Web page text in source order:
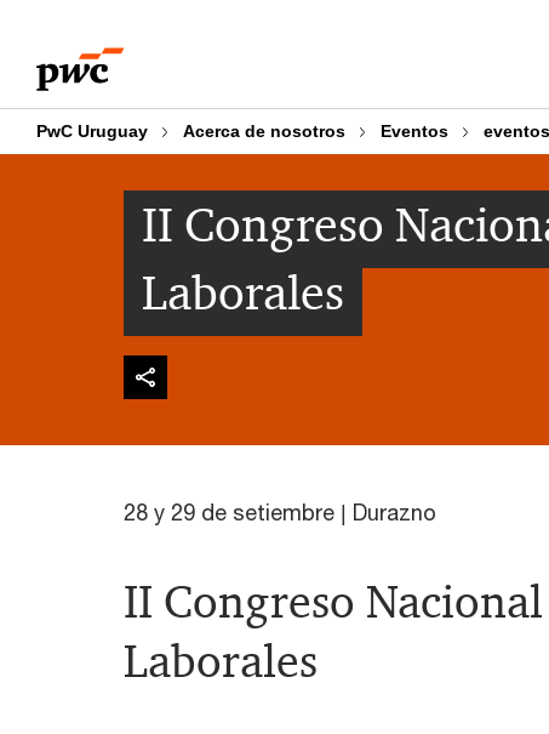
content
footer
PwC Uruguay Acerca de nosotros Eventos
II Congreso
Laborales
28 y 29 de setiembre | Durazno
II Congreso
Laborales